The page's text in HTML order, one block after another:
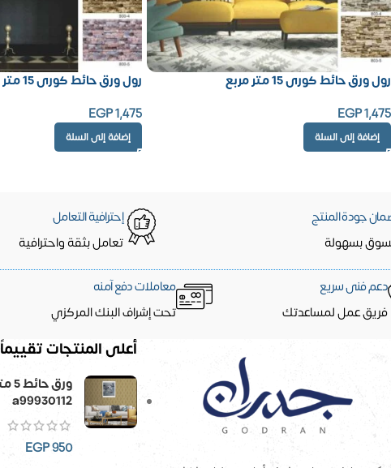
رول ورق حائط كورى 15 متر مربع
EGP1,475
إضافة إلى السلة
رول ورق حائط كورى 15 متر مربع
EGP1,475
إضافة إلى السلة
جودة المنتج
بسهولة
إحترافية التعامل
تعامل بثقة واحترافية
دعم فنى سريع
فريق عمل لمساعدتك
معاملات دفع آمنه
تحت إشراف البنك المركزي
أعلى المنتجات تقييماً
a99930112
EGP950